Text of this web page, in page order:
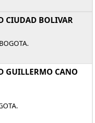
CIUDAD BOLIVAR
GUILLERMO CANO